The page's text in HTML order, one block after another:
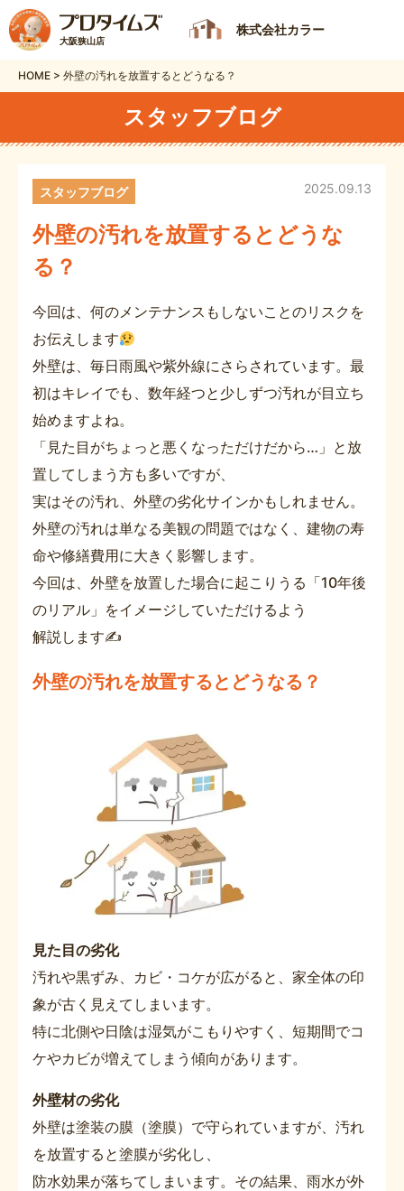
大阪狭山店
株式会社カラー
HOME > 外壁の汚れを放置するとどうなる？
スタッフブログ
外壁の汚れを放置するとどうな
る？
2025.09.13
スタッフブログ
今回は、何のメンテナンスもしないことのリスクを
お伝えします
外壁は、毎日雨風や紫外線にさらされています。最
初はキレイでも、数年経つと少しずつ汚れが目立ち
始めますよね。
「見た目がちょっと悪くなっただけだから…」と放
置してしまう方も多いですが、
実はその汚れ、外壁の劣化サインかもしれません。
外壁の汚れは単なる美観の問題ではなく、建物の寿
命や修繕費用に大きく影響します。
今回は、外壁を放置した場合に起こりうる「10年後
のリアル」をイメージしていただけるよう
解説します✍
外壁の汚れを放置するとどうなる？
見た目の劣化
汚れや黒ずみ、カビ・コケが広がると、家全体の印
象が古く見えてしまいます。
特に北側や日陰は湿気がこもりやすく、短期間でコ
ケやカビが増えてしまう傾向があります。
外壁材の劣化
外壁は塗装の膜（塗膜）で守られていますが、汚れ
を放置すると塗膜が劣化し、
防水効果が落ちてしまいます。その結果、雨水が外